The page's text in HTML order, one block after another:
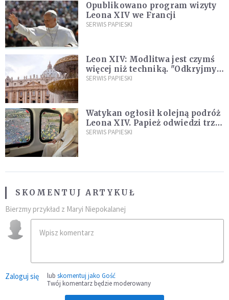
Opublikowano program wizyty
Leona XIV we Francji
SERWIS PAPIESKI
Leon XIV: Modlitwa jest czymś
więcej niż techniką. "Odkryjmy
ją na nowo"
SERWIS PAPIESKI
Watykan ogłosił kolejną podróż
Leona XIV. Papież odwiedzi trzy
kraje Ameryki Południowej
SERWIS PAPIESKI
SKOMENTUJ ARTYKUŁ
Bierzmy przykład z Maryi Niepokalanej
Zaloguj się lub skomentuj jako Gość
Twój komentarz będzie moderowany